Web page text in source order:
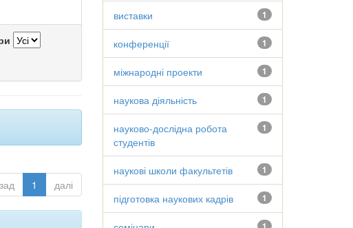
1 далі
1
виставки
1
конференції
1
міжнародні проекти
1
наукова діяльність
1
науково-дослідна робота
студентів
1
наукові школи факультетів
1
підготовка наукових кадрів